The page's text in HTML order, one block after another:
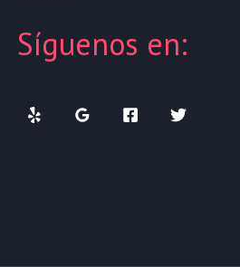
Síguenos en: